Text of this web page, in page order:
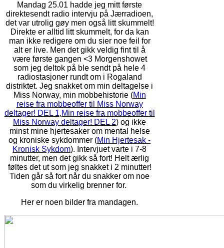
Mandag 25.01 hadde jeg mitt første
direktesendt radio intervju på Jærradioen,
det var utrolig gøy men også litt skummelt!
Direkte er alltid litt skummelt, for da kan
man ikke redigere om du sier noe feil for
alt er live. Men det gikk veldig fint til å
være første gangen <3 Morgenshowet
som jeg deltok på ble sendt på hele 4
radiostasjoner rundt om i Rogaland
distriktet. Jeg snakket om min deltagelse i
Miss Norway, min mobbehistorie (Min
reise fra mobbeoffer til Miss Norway
deltager! DEL 1,Min reise fra mobbeoffer til
Miss Norway deltager! DEL 2) og ikke
minst mine hjertesaker om mental helse
og kroniske sykdommer (Min Hjertesak -
Kronisk Sykdom). Intervjuet varte i 7-8
minutter, men det gikk så fort! Helt ærlig
føltes det ut som jeg snakket i 2 minutter!
Tiden går så fort når du snakker om noe
som du virkelig brenner for.
Her er noen bilder fra mandagen.